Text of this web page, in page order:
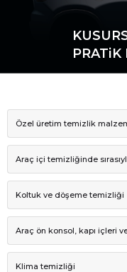
PRATiK
Özel üretim temizlik
Araç içi temizliğinde
Koltuk ve döşeme temizliği
Araç ön konsol, kapı içleri
Klima temizliği